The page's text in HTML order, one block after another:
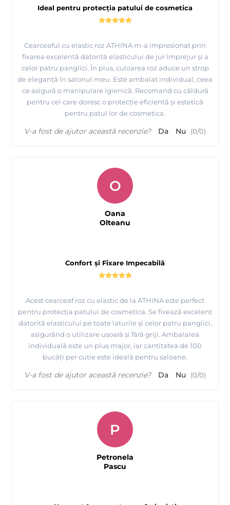
Ideal pentru protecția patului de cosmetica
Cearceaful cu elastic roz ATHINA m-a impresionat prin
fixarea excelentă datorită elasticului de jur împrejur și a
celor patru panglici. În plus, culoarea roz aduce un strop
de eleganță în salonul meu. Este ambalat individual, ceea
ce asigură o manipulare igienică. Recomand cu căldură
pentru cei care doresc o protecție eficientă și estetică
pentru patul lor de cosmetica.
V-a fost de ajutor această recenzie? Da Nu (0/0)
Confort și Fixare Impecabilă
Acest cearceaf roz cu elastic de la ATHINA este perfect
pentru protecția patului de cosmetica. Se fixează excelent
datorită elasticului pe toate laturile și celor patru panglici,
asigurând o utilizare ușoară și fără griji. Ambalarea
individuală este un plus major, iar cantitatea de 100
bucăți per cutie este ideală pentru saloane.
O
Oana
Olteanu
V-a fost de ajutor această recenzie? Da Nu (0/0)
P
Petronela
Pascu